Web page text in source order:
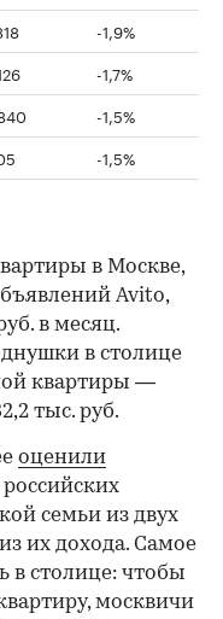
-1,9%
-1,7%
-1,5%
-1,5%
в Москве,
Avito,
в месяц.
в столице
квартиры —
тыс. руб.
оценили
семьи из двух
их дохода. Самое
в столице: чтобы
москвичи